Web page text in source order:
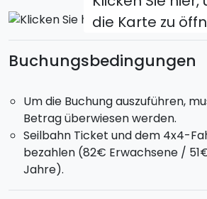
zurückbringt. Ein Abenteuer, bei
der Natur spüren wirst.
Treffpunkt: 9:00 Uhr /
öffentlichen Bus/Tourbeginn:
Dauer:5–6 Stunden (abhängig vom
Gruppe)
Wenn du den Pick-up-Service
die Karte zu
Buchungsbedingungen
Um die Buchung auszuführen,
Betrag überwiesen werden.
Seilbahn Ticket und dem 4x4-
bezahlen (82€ Erwachsene /
Jahre).